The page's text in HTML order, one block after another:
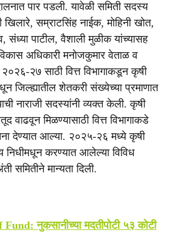
पार पडली. यावेळी समिती सदस्य
खिलारे, सम्राटसिंह नाईक, मोहिनी खोत,
संध्या पाटील, वैशाली मुळीक यांच्यासह
अधिकारी मनोजकुमार वेताळ व
२७ साठी वित्त विभागाकडून कृषी
जिल्ह्यातील शेतकरी संख्येच्या प्रमाणात
नाराजी सदस्यांनी व्यक्त केली. कृषी
वाढवून मिळण्यासाठी वित्त विभागाकडे
देण्यात आल्या. २०२५-२६ मध्ये कृषी
निधीमधून करण्यात आलेल्या विविध
समितीने मान्यता दिली.
नुकसानीच्या मदतीपोटी ५३ कोटी